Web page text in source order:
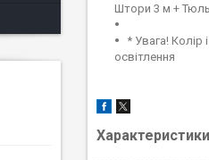
Штори 3 м +
* Увага! Колір
освітлення
Характеристики